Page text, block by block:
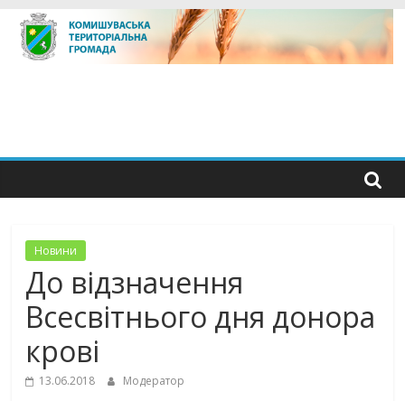
Skip
content
Новини
До відзначення
Всесвітнього дня донора
крові
13.06.2018 Модератор